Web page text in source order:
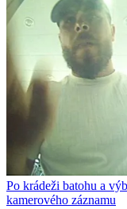
Po krádeži batohu a
kamerového záznamu